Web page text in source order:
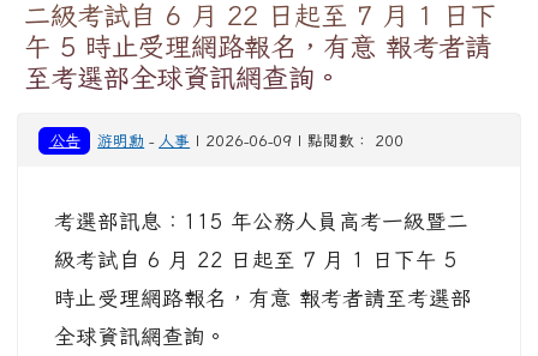
二級考試自 6 月 22 日起至 7 月 1 日下
午 5 時止受理網路報名，有意 報考者請
至考選部全球資訊網查詢。
公告 游明勳 - 人事 | 2026-06-09 | 點閱數： 200
考選部訊息：115 年公務人員高考一級暨二
級考試自 6 月 22 日起至 7 月 1 日下午 5
時止受理網路報名，有意 報考者請至考選部
全球資訊網查詢。